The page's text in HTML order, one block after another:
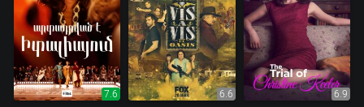
7.6 6.6 6.9